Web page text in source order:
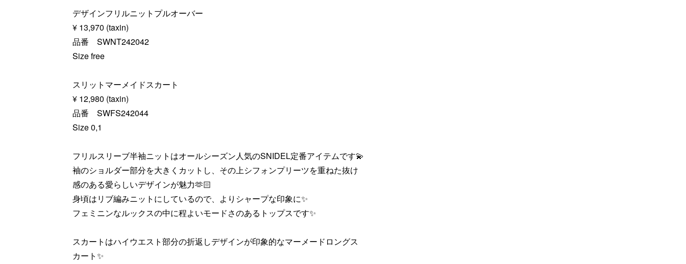
デザインフリルニットプルオーバー
¥ 13,970 (taxin)
品番 SWNT242042
Size free
スリットマーメイドスカート
¥ 12,980 (taxin)
品番 SWFS242044
Size 0,1
フリルスリーブ半袖ニットはオールシーズン人気のSNIDEL定番アイテムです💫
袖のショルダー部分を大きくカットし、その上シフォンプリーツを重ねた抜け
感のある愛らしいデザインが魅力🫶🏻
身頃はリブ編みニットにしているので、よりシャープな印象に✨
フェミニンなルックスの中に程よいモードさのあるトップスです✨
スカートはハイウエスト部分の折返しデザインが印象的なマーメードロングス
カート✨